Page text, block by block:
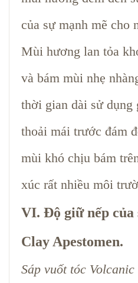
của sự mạnh mẽ cho
Mùi hương lan tỏa
và bám mùi nhẹ
thời gian dài sử dụng
thoải mái trước đám
mùi khó chịu bám
xúc rất nhiều môi
VI. Độ giữ nếp của
Clay Apestomen.
Sáp vuốt tóc